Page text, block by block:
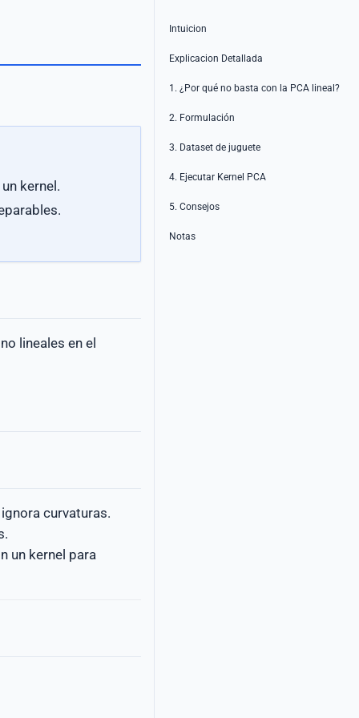
kernel.
lineales en el
curvaturas.
un kernel para
Intuicion
Explicacion Detallada
1. ¿Por qué no basta con la PCA lineal?
2. Formulación
3. Dataset de juguete
4. Ejecutar Kernel PCA
5. Consejos
Notas